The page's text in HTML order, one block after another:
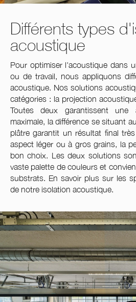
Différents types
acoustique
Pour optimiser l'acoustique dans
ou de travail, nous appliquons
acoustique. Nos solutions
catégories : la projection
Toutes deux garantissent une
maximale, la différence se situant
plâtre garantit un résultat final
aspect léger ou à gros grains, la
bon choix. Les deux solutions
vaste palette de couleurs et
substrats. En savoir plus sur les
de notre isolation acoustique.